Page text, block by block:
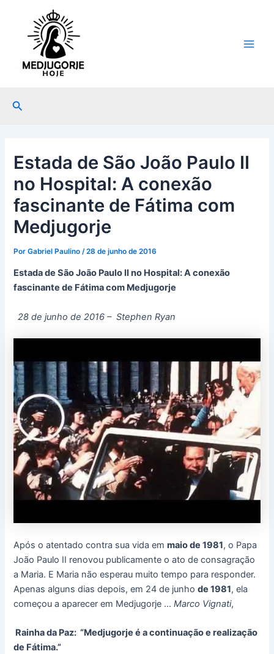
conteúdo
Pesquisar
Estada de São João Paulo II
no Hospital: A conexão
fascinante de Fátima com
Medjugorje
PorGabriel Paulino/28 de junho de 2016
Estada de São João Paulo II no Hospital: A conexão
fascinante de Fátima com Medjugorje
28 de junho de 2016 – Stephen Ryan
Após o atentado contra sua vida emmaio de 1981, o Papa
João Paulo II renovou publicamente o ato de consagração
a Maria. E Maria não esperau muito tempo para responder.
Apenas alguns dias depois, em 24 de junhode 1981, ela
começou a aparecer em Medjugorje …Marco Vignati,
Rainha da Paz: “Medjugorje é a continuação e realização
de Fátima.”
navigation